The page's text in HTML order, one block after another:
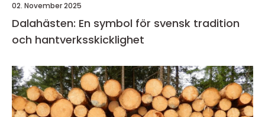
02. November 2025
Dalahästen: En symbol för svensk tradition
och hantverksskicklighet